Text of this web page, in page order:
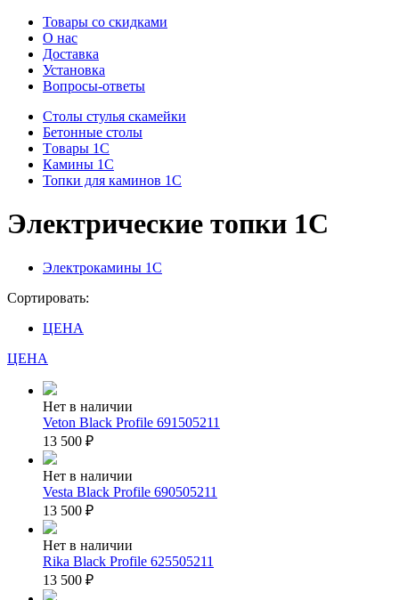
Товары со скидками
О нас
Доставка
Установка
Вопросы-ответы
Столы стулья скамейки
Бетонные столы
Tовары 1C
Камины 1C
Топки для каминов 1C
Электрические топки 1C
Электрокамины 1С
Сортировать:
ЦЕНА
ЦЕНА
Нет в наличии
Veton Black Profile 691505211
13 500 ₽
Нет в наличии
Vesta Black Profile 690505211
13 500 ₽
Нет в наличии
Rika Black Profile 625505211
13 500 ₽